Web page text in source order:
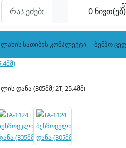
0
სათიბის კომპლექტი ბენზო